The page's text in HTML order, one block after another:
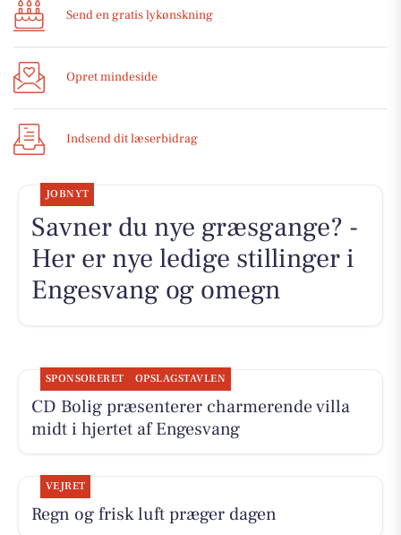
Send en gratis lykønskning
Opret mindeside
Indsend dit læserbidrag
JOBNYT
Savner du nye græsgange? -
Her er nye ledige stillinger i
Engesvang og omegn
SPONSORERET OPSLAGSTAVLEN
CD Bolig præsenterer charmerende villa
midt i hjertet af Engesvang
VEJRET
Regn og frisk luft præger dagen